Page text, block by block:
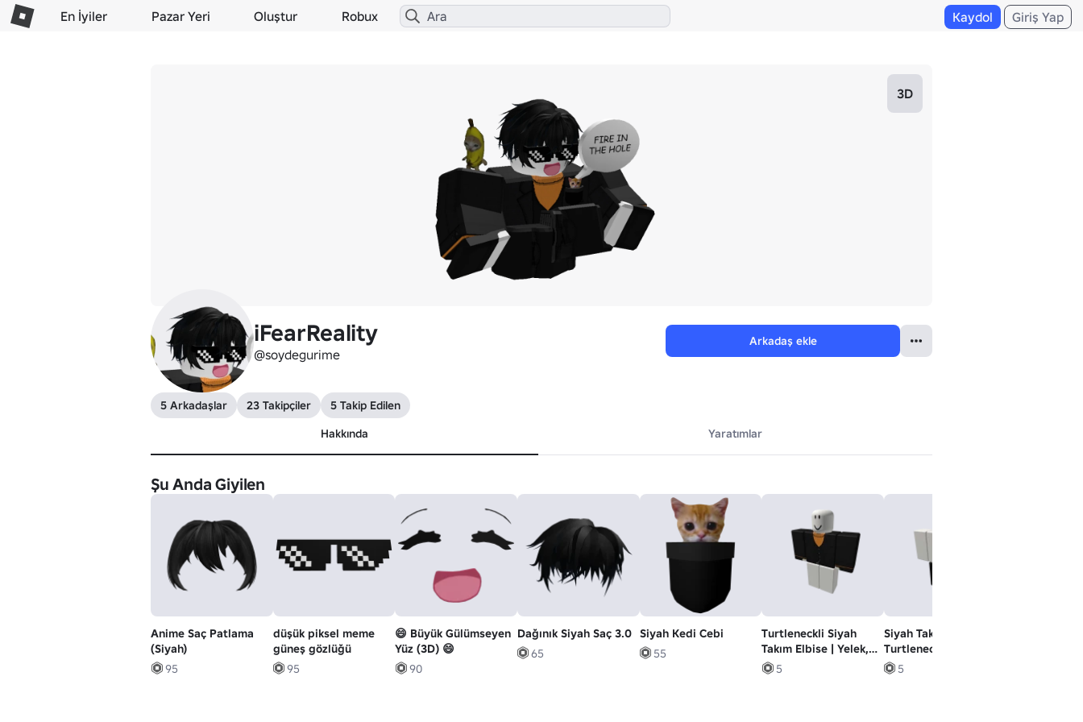
En İyiler Pazar Yeri Oluştur Robux Kaydol Giriş Yap
3D
iFearReality
@soydegurime
Arkadaş ekle
5 Arkadaşlar 23 Takipçiler
5 Takip Edilen
Hakkında
Yaratımlar
Şu Anda Giyilen
Anime Saç Patlama
(Siyah)
95
düşük piksel meme
güneş gözlüğü
95
😄 Büyük Gülümseyen
Yüz (3D) 😄
90
Dağınık Siyah Saç 3.0
65
Siyah Kedi Cebi
55
Turtleneckli Siyah
Takım Elbise | Yelek,
Eldiven [+]
5
Siyah Takım Elbise w
Turtleneck [-]
5